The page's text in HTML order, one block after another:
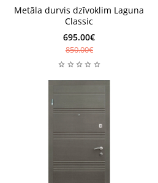
Noliktavā
Noliktavā
Metāla durvis dzīvoklim Laguna
Classic
695.00€
850.00€